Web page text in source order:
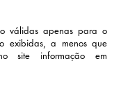
válidas apenas para o
exibidas, a menos que
site informação em